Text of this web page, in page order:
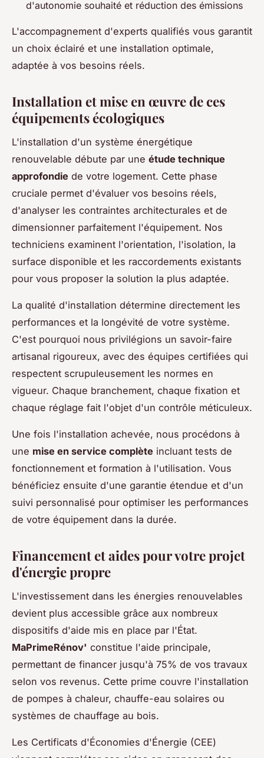
d'autonomie souhaité et réduction des émissions
L'accompagnement d'experts qualifiés vous garantit
un choix éclairé et une installation optimale,
adaptée à vos besoins réels.
Installation et mise en œuvre de ces
équipements écologiques
L'installation d'un système énergétique
renouvelable débute par une étude technique
approfondie de votre logement. Cette phase
cruciale permet d'évaluer vos besoins réels,
d'analyser les contraintes architecturales et de
dimensionner parfaitement l'équipement. Nos
techniciens examinent l'orientation, l'isolation, la
surface disponible et les raccordements existants
pour vous proposer la solution la plus adaptée.
La qualité d'installation détermine directement les
performances et la longévité de votre système.
C'est pourquoi nous privilégions un savoir-faire
artisanal rigoureux, avec des équipes certifiées qui
respectent scrupuleusement les normes en
vigueur. Chaque branchement, chaque fixation et
chaque réglage fait l'objet d'un contrôle méticuleux.
Une fois l'installation achevée, nous procédons à
une mise en service complète incluant tests de
fonctionnement et formation à l'utilisation. Vous
bénéficiez ensuite d'une garantie étendue et d'un
suivi personnalisé pour optimiser les performances
de votre équipement dans la durée.
Financement et aides pour votre projet
d'énergie propre
L'investissement dans les énergies renouvelables
devient plus accessible grâce aux nombreux
dispositifs d'aide mis en place par l'État.
MaPrimeRénov' constitue l'aide principale,
permettant de financer jusqu'à 75% de vos travaux
selon vos revenus. Cette prime couvre l'installation
de pompes à chaleur, chauffe-eau solaires ou
systèmes de chauffage au bois.
Les Certificats d'Économies d'Énergie (CEE)